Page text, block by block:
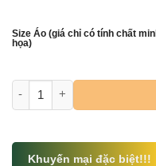
Size Áo (giá chỉ có tính chất
họa)
Đồng Phục Đi Biển Gia
Khuyến mại đặc biệt!!!